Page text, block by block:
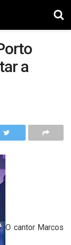
a
O cantor Marcos